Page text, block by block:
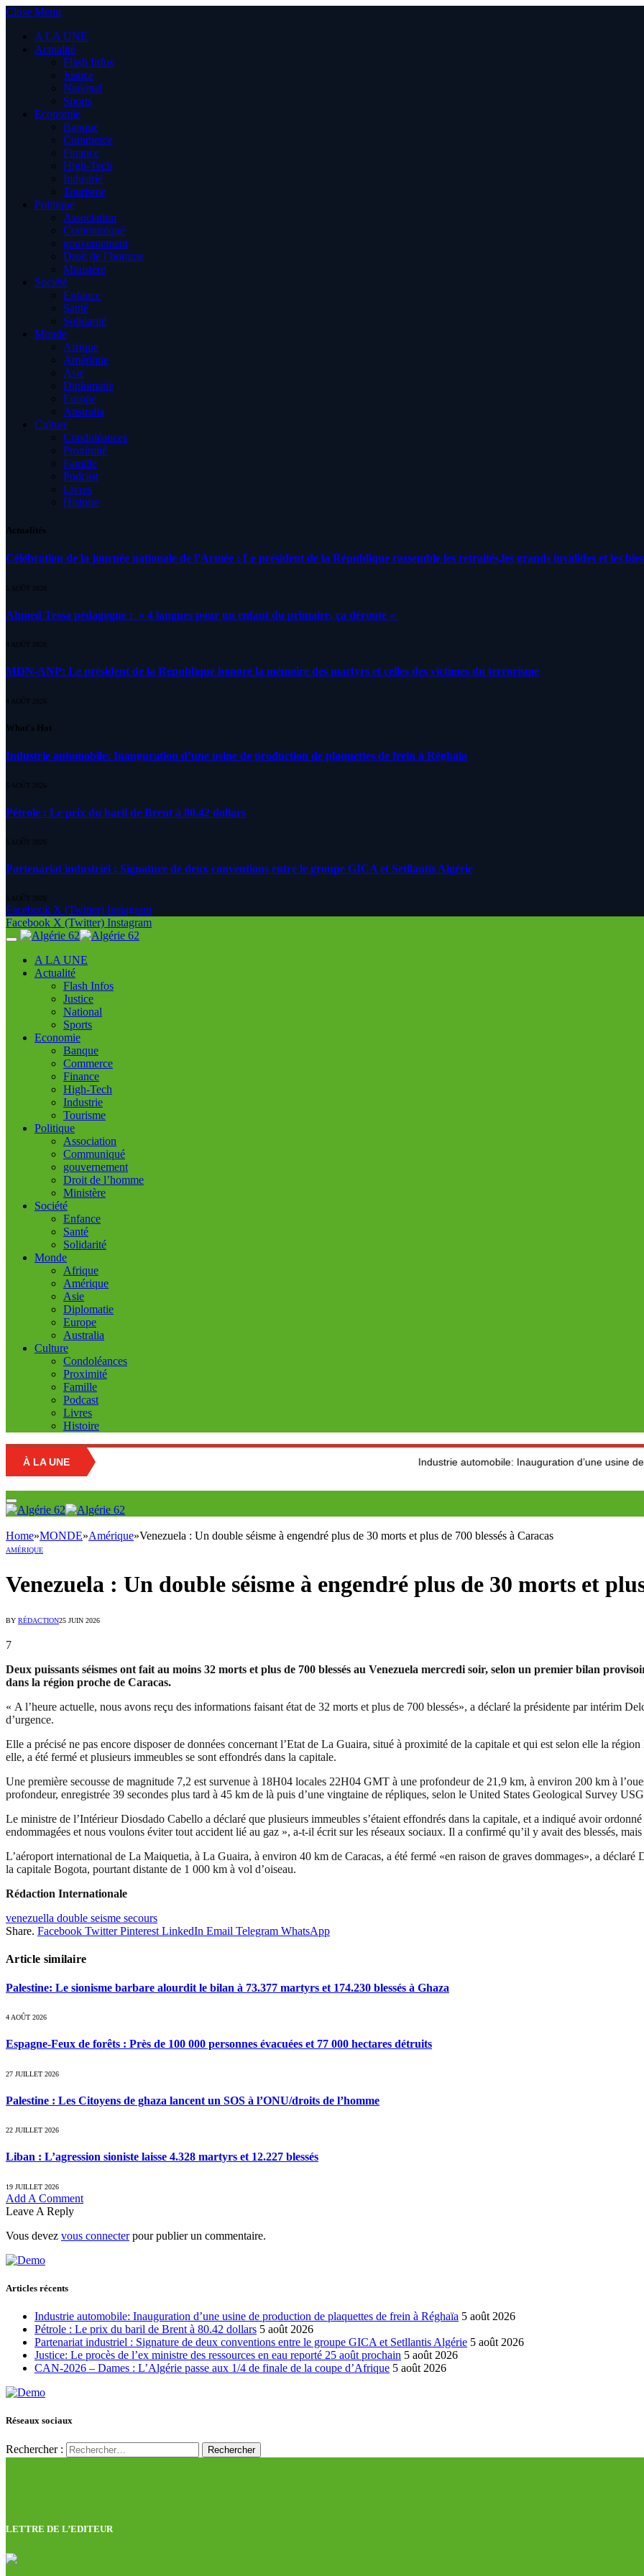
Close Menu
A LA UNE
Actualité
Flash Infos
Justice
National
Sports
Economie
Banque
Commerce
Finance
High-Tech
Industrie
Tourisme
Politique
Association
Communiqué
gouvernement
Droit de l’homme
Ministère
Société
Enfance
Santé
Solidarité
Monde
Afrique
Amérique
Asie
Diplomatie
Europe
Australia
Culture
Condoléances
Proximité
Famille
Podcast
Livres
Histoire
Actualités
Célébration de la journée nationale de l’Armée : Le président de la République rassemble les retraités,les grands invalides et les
5 AOÛT 2026
Ahmed Tessa pédagogue : » 4 langues pour un enfant du primaire, ça déroute «
4 AOÛT 2026
MDN-ANP: Le président de la République honore la mémoire des martyrs et celles des victimes du terrorisme
4 AOÛT 2026
What's Hot
Industrie automobile: Inauguration d’une usine de production de plaquettes de frein à Réghaïa
5 AOÛT 2026
Pétrole : Le prix du baril de Brent à 80.42 dollars
5 AOÛT 2026
Partenariat industriel : Signature de deux conventions entre le groupe GICA et Setllantis Algérie
5 AOÛT 2026
Facebook X (Twitter) Instagram
Facebook X (Twitter) Instagram
A LA UNE
Actualité
Flash Infos
Justice
National
Sports
Economie
Banque
Commerce
Finance
High-Tech
Industrie
Tourisme
Politique
Association
Communiqué
gouvernement
Droit de l’homme
Ministère
Société
Enfance
Santé
Solidarité
Monde
Afrique
Amérique
Asie
Diplomatie
Europe
Australia
Culture
Condoléances
Proximité
Famille
Podcast
Livres
Histoire
À LA UNE Industrie automobile: Inauguration d’une usine de
Home»MONDE»Amérique»Venezuela : Un double séisme à engendré plus de 30 morts et plus de 700 blessés à Caracas
AMÉRIQUE
Venezuela : Un double séisme à engendré plus de 30 morts et
BY RÉDACTION25 JUIN 2026
7
Deux puissants séismes ont fait au moins 32 morts et plus de 700 blessés au Venezuela mercredi soir, selon un premier bilan
dans la région proche de Caracas.
« A l’heure actuelle, nous avons reçu des informations faisant état de 32 morts et plus de 700 blessés», a déclaré la présidente par intérim
d’urgence.
Elle a précisé ne pas encore disposer de données concernant l’Etat de La Guaira, situé à proximité de la capitale et qui est selon elle la
elle, a été fermé et plusieurs immeubles se sont effondrés dans la capitale.
Une première secousse de magnitude 7,2 est survenue à 18H04 locales 22H04 GMT à une profondeur de 21,9 km, à environ 200 km à
profondeur, enregistrée 39 secondes plus tard à 45 km de là puis d’une vingtaine de répliques, selon le United States Geological Survey
Le ministre de l’Intérieur Diosdado Cabello a déclaré que plusieurs immeubles s’étaient effondrés dans la capitale, et a indiqué avoir
endommagées et nous voulons éviter tout accident lié au gaz », a-t-il écrit sur les réseaux sociaux. Il a confirmé qu’il y avait des blessés,
L’aéroport international de La Maiquetia, à La Guaira, à environ 40 km de Caracas, a été fermé «en raison de graves dommages», a déclaré
la capitale Bogota, pourtant distante de 1 000 km à vol d’oiseau.
Rédaction Internationale
venezuella double seisme secours
Share. Facebook Twitter Pinterest LinkedIn Email Telegram WhatsApp
Article similaire
Palestine: Le sionisme barbare alourdit le bilan à 73.377 martyrs et 174.230 blessés à Ghaza
4 AOÛT 2026
Espagne-Feux de forêts : Près de 100 000 personnes évacuées et 77 000 hectares détruits
27 JUILLET 2026
Palestine : Les Citoyens de ghaza lancent un SOS à l’ONU/droits de l’homme
22 JUILLET 2026
Liban : L’agression sioniste laisse 4.328 martyrs et 12.227 blessés
19 JUILLET 2026
Add A Comment
Leave A Reply
Vous devez vous connecterpour publier un commentaire.
Articles récents
Industrie automobile: Inauguration d’une usine de production de plaquettes de frein à Réghaïa 5 août 2026
Pétrole : Le prix du baril de Brent à 80.42 dollars 5 août 2026
Partenariat industriel : Signature de deux conventions entre le groupe GICA et Setllantis Algérie 5 août 2026
Justice: Le procès de l’ex ministre des ressources en eau reporté 25 août prochain 5 août 2026
CAN-2026 – Dames : L’Algérie passe aux 1/4 de finale de la coupe d’Afrique 5 août 2026
Réseaux sociaux
Rechercher :
LETTRE DE L’EDITEUR